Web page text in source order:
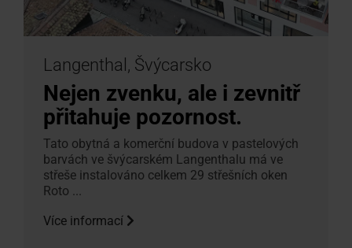
Langenthal, Švýcarsko
Nejen zvenku, ale i zevnitř
přitahuje pozornost.
Tato obytná a komerční budova v pastelových
barvách ve švýcarském Langenthalu má ve
střeše instalováno celkem 29 střešních oken
Roto ...
Více informací